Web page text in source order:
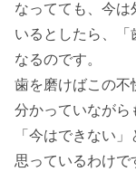
なってても、今は
いるとしたら、「
なるのです。
歯を磨けばこの不
分かっていながら
「今はできない
思っているわけで